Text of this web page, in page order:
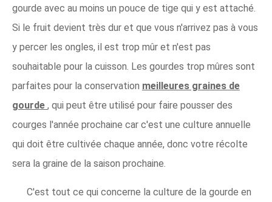
gourde avec au moins un pouce de tige qui y est attaché.
Si le fruit devient très dur et que vous n'arrivez pas à vous
y percer les ongles, il est trop mûr et n'est pas
souhaitable pour la cuisson. Les gourdes trop mûres sont
parfaites pour la conservation meilleures graines de
gourde , qui peut être utilisé pour faire pousser des
courges l'année prochaine car c'est une culture annuelle
qui doit être cultivée chaque année, donc votre récolte
sera la graine de la saison prochaine.
C'est tout ce qui concerne la culture de la gourde en